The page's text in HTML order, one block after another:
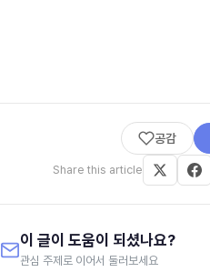
공감
Share this article
이 글이 도움이 되셨나요?
관심 주제로 이어서 둘러보세요